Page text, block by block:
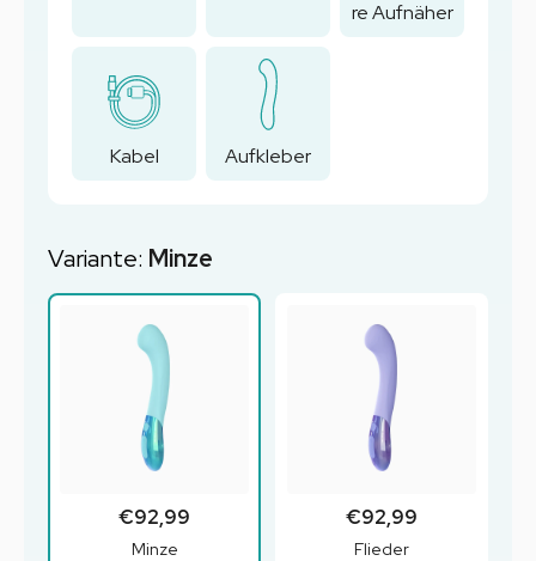
re Aufnäher
Kabel Aufkleber
Variante: Minze
€92,99
Minze
€92,99
Flieder